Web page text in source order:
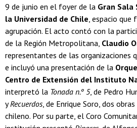
9 de junio en el foyer de la Gran Sala
la Universidad de Chile , espacio
agrupación. El acto contó con la
de la Región Metropolitana, Claudio
representantes de las organizaciones
e incluyó una presentación de la
Centro de Extensión del Instituto
interpretó la Tonada n.º 5, de Pedro
yRecuerdos, de Enrique Soro, dos
chileno. Por su parte, el Coro